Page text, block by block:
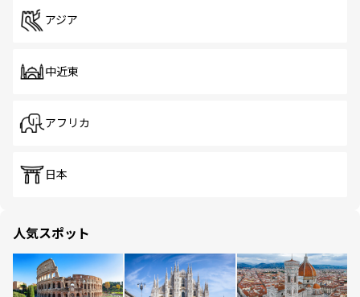
アジア
中近東
アフリカ
日本
人気スポット